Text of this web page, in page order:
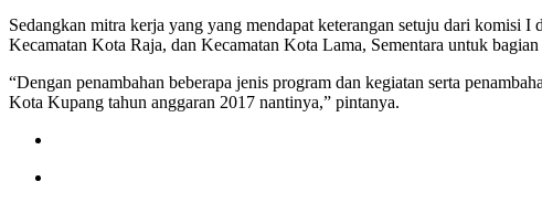
Sedangkan mitra kerja yang yang mendapat keterangan setuju dari komisi
Kecamatan Kota Raja, dan Kecamatan Kota Lama, Sementara untuk
“Dengan penambahan beberapa jenis program dan kegiatan serta
Kota Kupang tahun anggaran 2017 nantinya,” pintanya.